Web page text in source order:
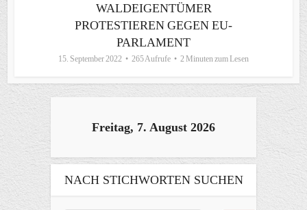
WALDEIGENTÜMER
PROTESTIEREN GEGEN EU-
PARLAMENT
15. September 2022 265 Aufrufe 2 Minuten zum Lesen
Freitag, 7. August 2026
NACH STICHWORTEN SUCHEN